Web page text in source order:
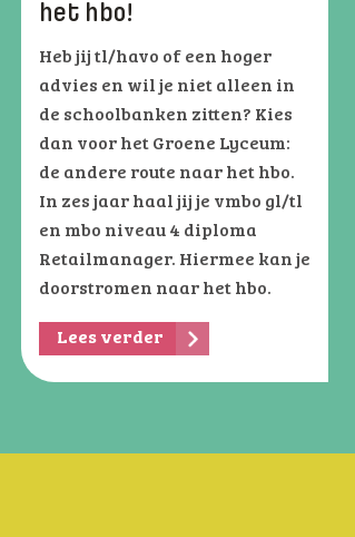
het hbo!
Heb jij tl/havo of een hoger
advies en wil je niet alleen in
de schoolbanken zitten? Kies
dan voor het Groene Lyceum:
de andere route naar het hbo.
In zes jaar haal jij je vmbo gl/tl
en mbo niveau 4 diploma
Retailmanager. Hiermee kan je
doorstromen naar het hbo.
Lees verder